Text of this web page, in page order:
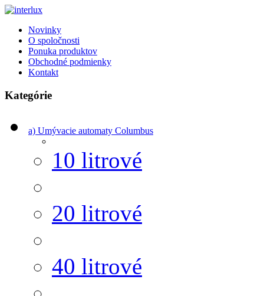
Novinky
O spoločnosti
Ponuka produktov
Obchodné podmienky
Kontakt
Kategórie
a) Umývacie automaty Columbus
10 litrové
20 litrové
40 litrové